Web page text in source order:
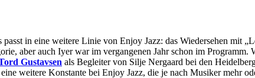
in eine weitere Linie von Enjoy Jazz: das Wiedersehen mit
aber auch Iyer war im vergangenen Jahr schon im Programm.
Gustavsen als Begleiter von Silje Nergaard bei den
weitere Konstante bei Enjoy Jazz, die je nach Musiker mehr